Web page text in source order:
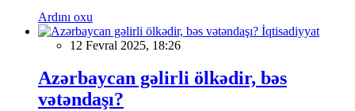
Ardını oxu
İqtisadiyyat
12 Fevral 2025, 18:26
Azərbaycan gəlirli ölkədir, bəs
vətəndaşı?